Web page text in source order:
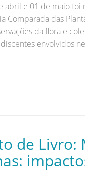
abril e 01 de maio
Comparada das
da flora e
envolvidos
de Livro: